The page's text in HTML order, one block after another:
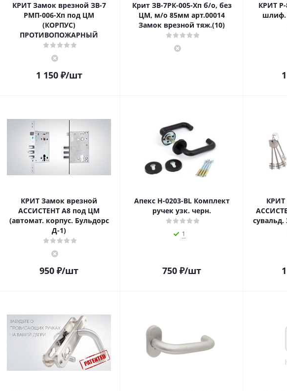
КРИТ Замок врезной ЗВ-7
РМП-006-Хп под ЦМ
(КОРПУС)
ПРОТИВОПОЖАРНЫЙ
1 150₽/шт
Крит ЗВ-7РК-005-Хп б/о, без
ЦМ, м/о 85мм арт.00014
Замок врезной тяж.(10)
КРИТ
шлиф.
КРИТ Замок врезной
АССИСТЕНТ А8 под ЦМ
(автомат. корпус. Бульдорс
Д-1)
950 ₽/шт
Апекс Н-0203-BL Комплект
ручек узк. черн.
1
750 ₽/шт
КРИТ